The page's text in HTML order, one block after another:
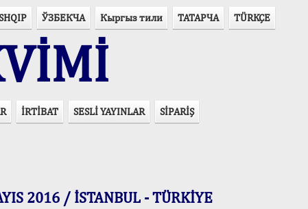
ЎЗБЕКЧА Кыргыз тили ТАТАРЧА TÜRKÇE
İRTİBAT SESLİ YAYINLAR SİPARİŞ
2016 / İSTANBUL - TÜRKİYE